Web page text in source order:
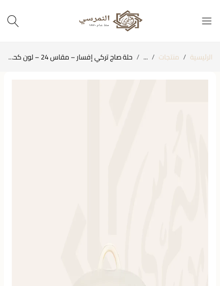
الرئيسية منتجات ... حلة صاج تركي إفسار – مقاس 24 – لون كحلي